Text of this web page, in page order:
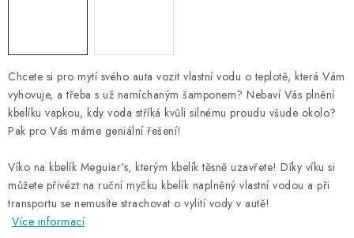
Chcete si pro mytí svého auta vozit vlastní vodu o teplotě, která Vám
vyhovuje, a třeba s už namíchaným šamponem? Nebaví Vás plnění
kbelíku vapkou, kdy voda stříká kvůli silnému proudu všude okolo?
Pak pro Vás máme geniální řešení!
Víko na kbelík Meguiar's, kterým kbelík těsně uzavřete! Díky víku si
můžete přivézt na ruční myčku kbelík naplněný vlastní vodou a při
transportu se nemusíte strachovat o vylití vody v autě!
Více informací